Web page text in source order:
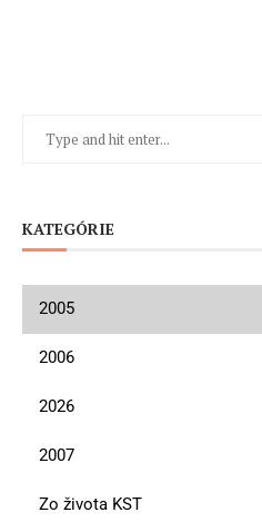
KATEGÓRIE
2005
2006
2026
2007
Zo života KST